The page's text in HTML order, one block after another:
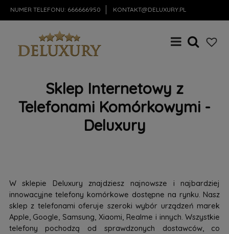
NUMER TELEFONU: 666666950 KONTAKT@DELUXURY.PL
Sklep Internetowy z
Telefonami Komórkowymi -
Deluxury
W sklepie Deluxury znajdziesz najnowsze i najbardziej
innowacyjne telefony komórkowe dostępne na rynku. Nasz
sklep z telefonami oferuje szeroki wybór urządzeń marek
Apple, Google, Samsung, Xiaomi, Realme i innych. Wszystkie
telefony pochodzą od sprawdzonych dostawców, co